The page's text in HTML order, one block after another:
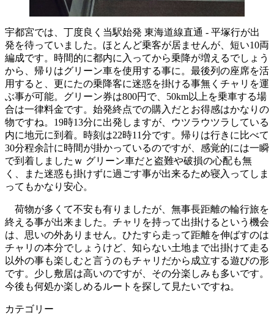
宇都宮では、丁度良く当駅始発 東海道線直通 - 平塚行が出
発を待っていました。ほとんど乗客が居ませんが、短い10両
編成です。時間的に都内に入ってから乗降が増えるでしょう
から、帰りはグリーン車を使用する事に。最後列の座席を活
用すると、更にたの乗降客に迷惑を掛ける事無くチャリを運
ぶ事が可能。グリーン券は800円で、50km以上を乗車する場
合は一律料金です。始発終点での購入だとお得感はかなりの
物ですね。19時13分に出発しますが、ウツラウツラしている
内に地元に到着。時刻は22時11分です。帰りは行きに比べて
30分程余計に時間が掛かっているのですが、感覚的には一瞬
で到着しましたｗ グリーン車だと盗難や破損の心配も無
く、また迷惑も掛けずに過ごす事が出来るため寝入ってしま
ってもかなり安心。
荷物が多くて不安も有りましたが、無事長距離の輪行旅を
終える事が出来ました。チャリを持って出掛けるという機会
は、思いの外ありません。ひたすら走って距離を伸ばすのは
チャリの本分でしょうけど、知らない土地まで出掛けて走る
以外の事も楽しむと言うのもチャリだから成立する遊びの形
です。少し敷居は高いのですが、その分楽しみも多いです。
今後も何処か楽しめるルートを探して見たいですね。
カテゴリー